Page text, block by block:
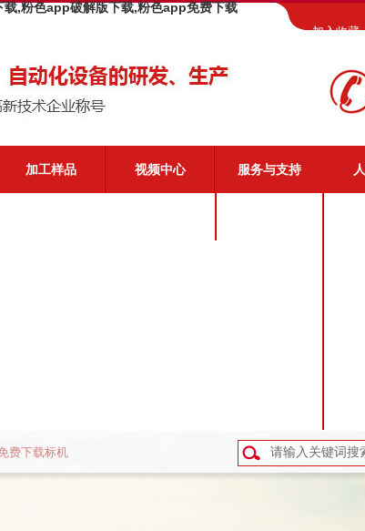
,粉色app破解版下载,粉色app免费下载
加入收藏
加工样品 视频中心 服务与支持
费下载标机